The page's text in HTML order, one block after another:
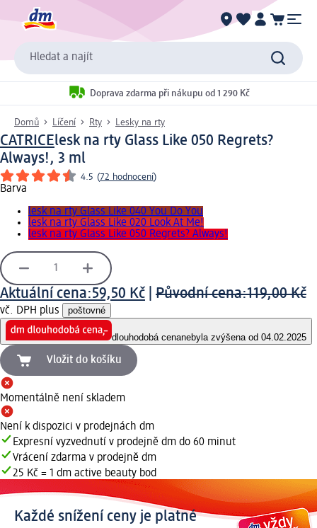
Hledat a najít
Doprava zdarma při nákupu od 1 290 Kč
Domů Líčení Rty Lesky na rty
CATRICElesk na rty Glass Like 050 Regrets?
Always!, 3 ml
4.5 (72 hodnocení)
Barva
lesk na rty Glass Like 040 You Do You
lesk na rty Glass Like 020 Look At Me!
lesk na rty Glass Like 050 Regrets? Always!
Aktuální cena:59,50 Kč Původní cena:119,00 Kč
vč. DPH plus poštovné
dlouhodobá cenanebyla zvýšena od 04.02.2025
Vložit do košíku
Momentálně není skladem
Není k dispozici v prodejnách dm
Expresní vyzvednutí v prodejně dm do 60 minut
Vrácení zdarma v prodejně dm
25 Kč = 1 dm active beauty bod
Každé snížení ceny je platné